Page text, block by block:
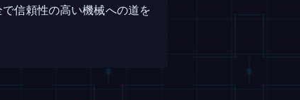
信頼性の高い機械への道を